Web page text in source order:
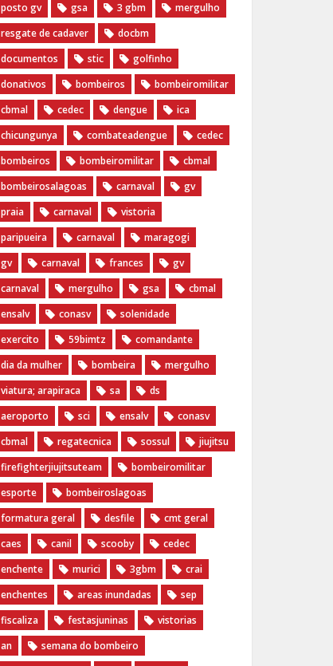
posto gv
gsa 3 gbm
mergulho
resgate de cadaver
docbm
documentos
stic
golfinho
donativos
bombeiros
bombeiromilitar
cbmal
cedec dengue
ica
chicungunya
combateadengue
cedec
bombeiros
bombeiromilitar
cbmal
bombeirosalagoas
carnaval
gv
praia
carnaval
vistoria
paripueira
carnaval
maragogi
gv
carnaval frances
gv
carnaval
mergulho gsa
cbmal
ensalv
conasv
solenidade
exercito
59bimtz
comandante
dia da mulher
bombeira
mergulho
viatura; arapiraca
sa
ds
aeroporto
sci ensalv
conasv
cbmal
regatecnica sossul
jiujitsu
firefighterjiujitsuteam
bombeiromilitar
esporte
bombeiroslagoas
formatura geral
desfile
cmt geral
caes
canil scooby
cedec
enchente
murici 3gbm
crai
enchentes
areas inundadas
sep
fiscaliza
festasjuninas
vistorias
an
semana do bombeiro